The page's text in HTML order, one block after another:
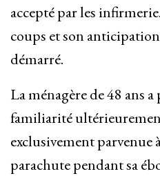
accepté par les
coups et son
démarré.
La ménagère de 48 ans
familiarité
exclusivement parvenue
parachute pendant sa